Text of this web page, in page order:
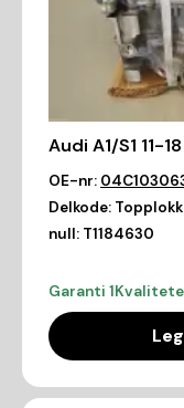
Audi A1/S1 11-
OE-nr:
Delkode:
null: T1184630
Garanti 1